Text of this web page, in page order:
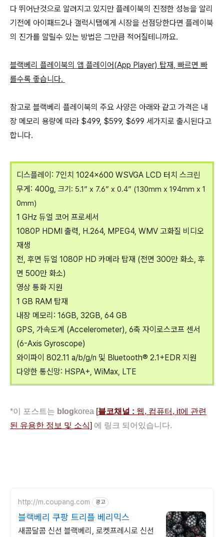
다 뛰어난것으로 알려지고 있지만 플레이북의 진정한 성능을 알리
기전에 아이패드2나 갤럭시탭에게 시장을 선점당한다면 플레이북
의 진가를 알릴수 있는 방법은 그만큼 적어질테니까요.
블랙베리 플레이북의 앱 플레이어(App Player) 탑재, 빠르면 빠
를수록 좋습니다.
참고로 블랙베리 플레이북의 주요 사양은 아래와 같고 가격은 내
장 메모리 용량에 따라 $499, $599, $699 세가지로 출시된다고
합니다.
디스플레이: 7인치 1024×600 WSVGA LCD 터치 스크린
무게: 400g, 크기: 5.1” x 7.6” x 0.4” (130mm x 194mm x 1
0mm)
1 GHz 듀얼 코어 프로세서
1080P HDMI 출력, H.264, MPEG4, WMV 고화질 비디오
재생
전, 후면 듀얼 1080P HD 카메라 탑재 (전면 300만 화소, 후
면 500만 화소)
영상 통화 지원
1 GB RAM 탑재
내장 메모리: 16GB, 32GB, 64 GB
GPS, 가속도계 (Accelerometer), 6축 자이로스코프 센서
(6-Axis Gyroscope)
와이파이 802.11 a/b/g/n 및 Bluetooth® 2.1+EDR 지원
다양한 통신망: HSPA+, WiMax, LTE
*이 포스트는 blogkorea [블코채널 : 웹, 컴퓨터, it에 관련
된 유용한 정보 및 소식] 에 링크 되어있습니다.
http://m.coupang.com 광고
블랙베리 쿠팡 트리플 베리믹스
새콤달콤 신선 블랙베리, 로켓프레시로 신선